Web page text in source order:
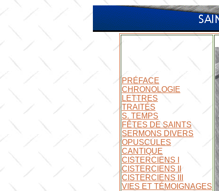
PRÉFACE
CHRONOLOGIE
LETTRES
TRAITÉS
S. TEMPS
FÊTES DE SAINTS
SERMONS DIVERS
OPUSCULES
CANTIQUE
CISTERCIENS I
CISTERCIENS II
CISTERCIENS III
VIES ET TÉMOIGNAGES